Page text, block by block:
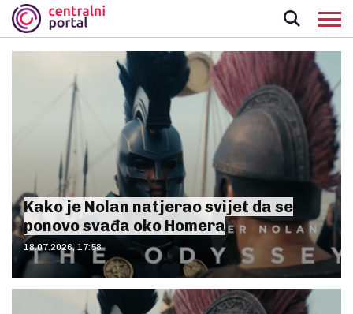
Kako je Nolan natjerao svijet da se
ponovo svađa oko Homera
18.07.2026, 17:58